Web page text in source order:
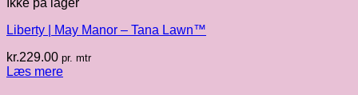
Ikke på lager
Liberty | May Manor – Tana Lawn™
kr.229.00 pr. mtr
Læs mere